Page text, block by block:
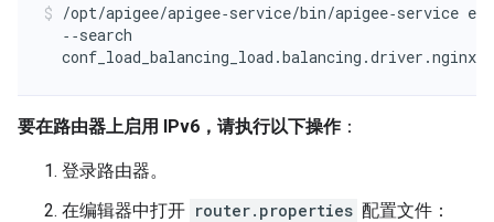
/opt/apigee/apigee‑service/bin/apigee‑service
  ‑‑search
要在路由器上启用 IPv6，请执行以下操作：
登录路由器。
在编辑器中打开 router.properties 配置文件：